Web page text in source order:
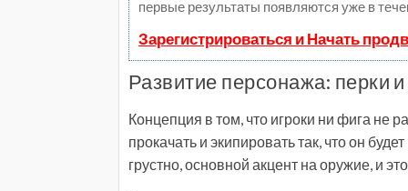
первые результаты появляются уже в
Зарегистрироваться и Начать
Развитие персонажа: перки
Концепция в том, что игроки ни фига
прокачать и экипировать так, что он
грустно, основной акцент на оружие, и